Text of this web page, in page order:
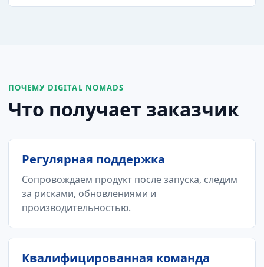
ПОЧЕМУ DIGITAL NOMADS
Что получает заказчик
Регулярная поддержка
Сопровождаем продукт после запуска, следим
за рисками, обновлениями и
производительностью.
Квалифицированная команда